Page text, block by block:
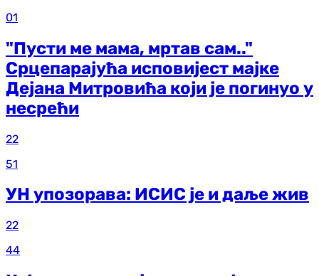
01
"Пусти ме мама, мртав сам.."
Срцепарајућа исповијест мајке
Дејана Митровића који је погинуо у
несрећи
22
51
УН упозорава: ИСИС је и даље жив
22
44